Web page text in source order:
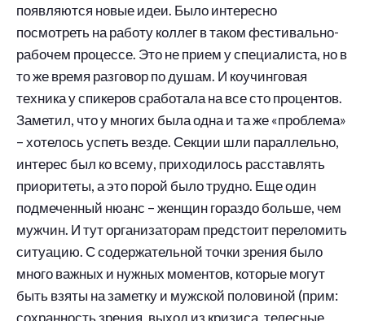
появляются новые идеи. Было интересно
посмотреть на работу коллег в таком фестивально-
рабочем процессе. Это не прием у специалиста, но в
то же время разговор по душам. И коучинговая
техника у спикеров сработала на все сто процентов.
Заметил, что у многих была одна и та же «проблема»
– хотелось успеть везде. Секции шли параллельно,
интерес был ко всему, приходилось расставлять
приоритеты, а это порой было трудно. Еще один
подмеченный нюанс – женщин гораздо больше, чем
мужчин. И тут организаторам предстоит переломить
ситуацию. С содержательной точки зрения было
много важных и нужных моментов, которые могут
быть взяты на заметку и мужской половиной (прим:
сохранность зрения, выход из кризиса, телесные